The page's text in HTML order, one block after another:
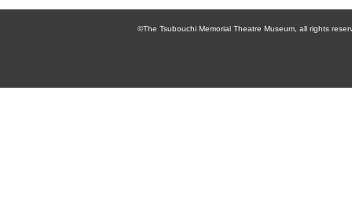
大学坪内博士記
念演劇博物館
©The Tsubouchi Memorial Theatre Museum, all rights